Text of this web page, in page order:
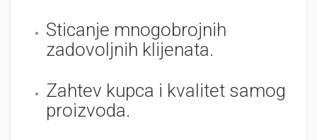
Sticanje mnogobrojnih
zadovoljnih klijenata.
Zahtev kupca i kvalitet samog
proizvoda.